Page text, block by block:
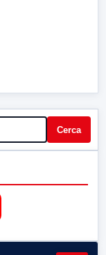
Cerca